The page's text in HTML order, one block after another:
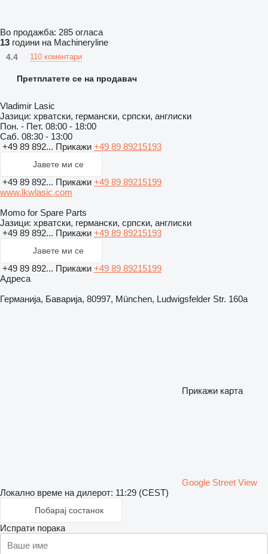
Во продажба: 285 огласа
13 години на Machineryline
4.4 110 коментари
Претплатете се на продавач
Vladimir Lasic
Јазици: хрватски, германски, српски, англиски
Пон. - Пет. 08:00 - 18:00
Саб. 08:30 - 13:00
+49 89 892... Прикажи +49 89 89215193
Јавете ми се
+49 89 892... Прикажи +49 89 89215199
www.lkwlasic.com
Momo for Spare Parts
Јазици: хрватски, германски, српски, англиски
+49 89 892... Прикажи +49 89 89215193
Јавете ми се
+49 89 892... Прикажи +49 89 89215199
Адреса
Германија, Баварија, 80997, München, Ludwigsfelder Str. 160a
Прикажи карта
Google Street View
Локално време на дилерот: 11:29 (CEST)
Побарај состанок
Испрати порака